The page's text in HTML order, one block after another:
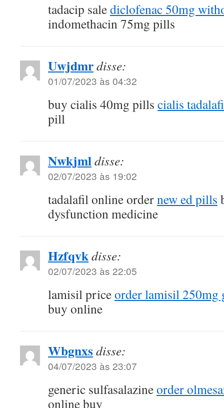
tadacip salediclofenac 50mg
indomethacin 75mg pills
Uwjdmrdisse:
01/07/2023 às 04:32
buy cialis 40mg pills cialis
pill
Nwkjmldisse:
02/07/2023 às 19:02
tadalafil online ordernew ed pills
dysfunction medicine
Hzfqvkdisse:
02/07/2023 às 22:05
lamisil priceorder lamisil 250mg
buy online
Wbgnxsdisse:
04/07/2023 às 23:07
generic sulfasalazineorder
online buy